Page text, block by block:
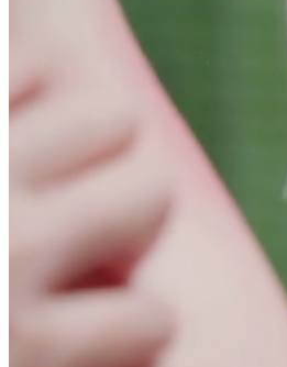
Gráficos en Movimiento
Imágenes Editoriales
Eventos Editoriales